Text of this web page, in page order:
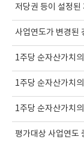
저당권 등이 설정된
사업연도가 변경된
1주당 순자산가치
1주당 순자산가치
1주당 순자산가치
평가대상 사업연도